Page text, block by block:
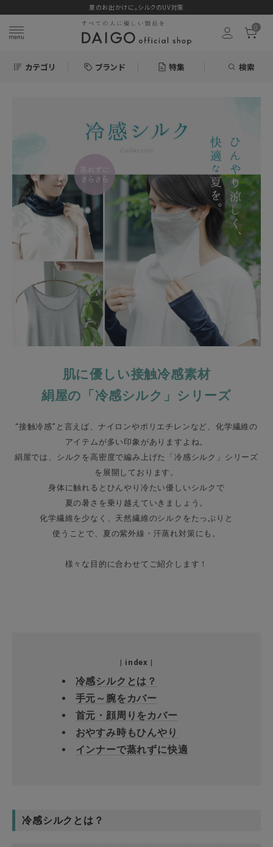
夏のお出かけに。シルクのUV対策
0
カテゴリ ブランド 特集 検索
新着＆再入荷商品
カテゴリーから探す
ギフトを探す
肌に優しい接触冷感素材
絹屋の「冷感シルク」シリーズ
“接触冷感”と言えば、ナイロンやポリエチレンなど、化学繊維の
アイテムが多い印象がありますよね。
絹屋では、シルクを高密度で編み上げた「冷感シルク」シリーズ
を展開しております。
身体に触れるとひんやり冷たい優しいシルクで
夏の暑さを乗り越えていきましょう。
化学繊維を少なく、天然繊維のシルクをたっぷりと
使うことで、夏の紫外線・汗蒸れ対策にも。
様々な目的に合わせてご紹介します！
| index |
冷感シルクとは？
手元～腕をカバー
首元・顔周りをカバー
おやすみ時もひんやり
インナーで蒸れずに快適
冷感シルクとは？